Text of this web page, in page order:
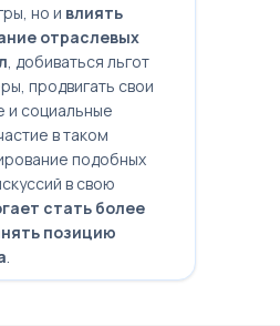
но и влиять
отраслевых
, добиваться льгот
продвигать свои
и социальные
в таком
подобных
в свою
стать более
позицию
.